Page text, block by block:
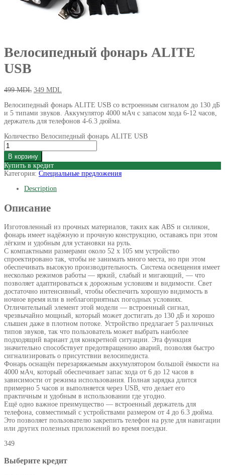
Велосипедный фонарь ALITE
USB
499MDL 349 MDL
Велосипедный фонарь ALITE USB со встроенным сигналом до 130 дБ
и 5 типами звуков. Аккумулятор 4000 мАч с запасом хода 6-12 часов,
держатель для телефонов 4-6.3 дюйма.
Количество Велосипедный фонарь ALITE USB
В корзину
Купить в кредит
Категория: Специальные предложения
Description
Описание
Изготовленный из прочных материалов, таких как ABS и силикон,
фонарь имеет надёжную и прочную конструкцию, оставаясь при этом
лёгким и удобным для установки на руль.
С компактными размерами около 52 x 105 мм устройство
спроектировано так, чтобы не занимать много места, но при этом
обеспечивать высокую производительность. Система освещения имеет
несколько режимов работы — яркий, слабый и мигающий, — что
позволяет адаптироваться к дорожным условиям и видимости. Свет
достаточно интенсивный, чтобы обеспечить хорошую видимость в
ночное время или в неблагоприятных погодных условиях.
Отличительный элемент этой модели — встроенный сигнал,
чрезвычайно мощный, который может достигать до 130 дБ и хорошо
слышен даже в плотном потоке. Устройство предлагает 5 различных
типов звуков, так что пользователь может выбрать наиболее
подходящий вариант для конкретной ситуации. Эта функция
значительно способствует предотвращению аварий, позволяя быстро
сигнализировать о присутствии велосипедиста.
Фонарь оснащён перезаряжаемым аккумулятором большой ёмкости на
4000 мАч, который обеспечивает запас хода от 6 до 12 часов в
зависимости от режима использования. Полная зарядка длится
примерно 5 часов и выполняется через USB, что делает его
практичным и удобным в использовании где угодно.
Ещё одно важное преимущество — встроенный держатель для
телефона, совместимый с устройствами размером от 4 до 6.3 дюйма.
Это позволяет пользователю закрепить телефон на руле для навигации
или других полезных приложений во время поездки.
349
Выберите кредит